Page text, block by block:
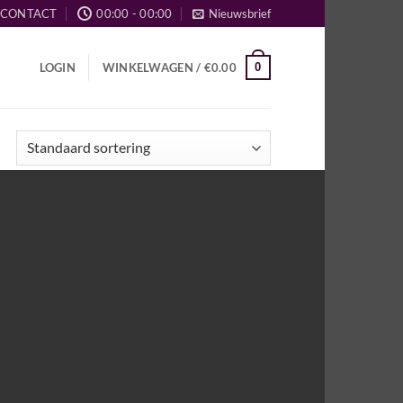
CONTACT 00:00 - 00:00 Nieuwsbrief
LOGIN WINKELWAGEN / €0.00 0